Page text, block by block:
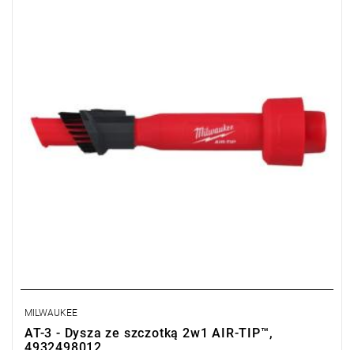
MILWAUKEE
AT-3 - Dysza ze szczotką 2w1 AIR-TIP™,